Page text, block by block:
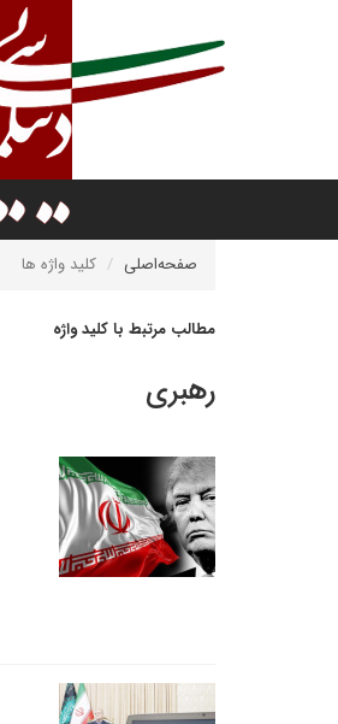
صفحه‌اصلی کلید واژه ها
مطالب مرتبط با کلید واژه
رهبری